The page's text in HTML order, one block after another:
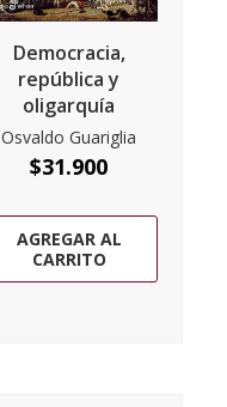
Democracia,
república y
oligarquía
Osvaldo Guariglia
$31.900
AGREGAR AL
CARRITO